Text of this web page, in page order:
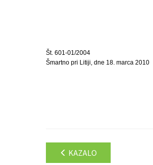
Št. 601-01/2004
Šmartno pri Litiji, dne 18. marca 2010
KAZALO